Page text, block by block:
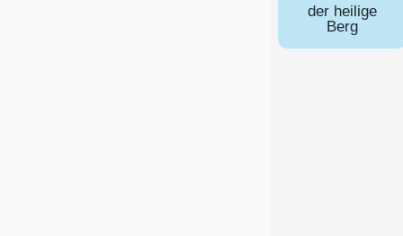
der heilige
Berg